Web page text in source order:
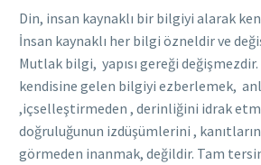
Din, insan kaynaklı bir bilgiyi alarak
İnsan kaynaklı her bilgi özneldir ve
Mutlak bilgi, yapısı gereği değişmezdir.
kendisine gelen bilgiyi ezberlemek,
,içselleştirmeden , derinliğini idrak
doğruluğunun izdüşümlerini ,
görmeden inanmak, değildir. Tam